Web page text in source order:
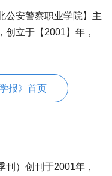
公安警察职业学院】主
创立于【2001】年，
报》首页
刊）创刊于2001年，